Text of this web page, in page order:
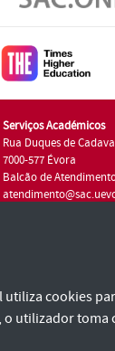
Serviços Académicos
Rua Duques de
7000-577 Évora
Balcão de
utiliza cookies
utilizador toma